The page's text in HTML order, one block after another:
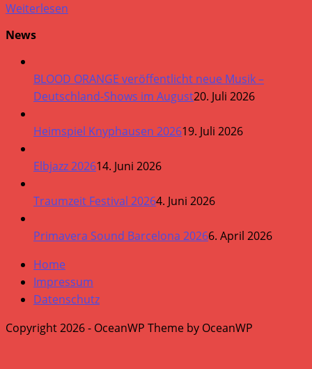
Weiterlesen
News
BLOOD ORANGE veröffentlicht neue Musik –
Deutschland-Shows im August20. Juli 2026
Heimspiel Knyphausen 202619. Juli 2026
Elbjazz 202614. Juni 2026
Traumzeit Festival 20264. Juni 2026
Primavera Sound Barcelona 20266. April 2026
Home
Impressum
Datenschutz
Copyright 2026 - OceanWP Theme by OceanWP